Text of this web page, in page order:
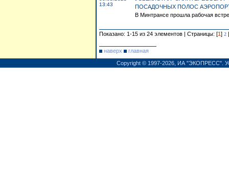
13:43
ПОСАДОЧНЫХ ПОЛОС
В Минтрансе прошла рабочая
Показано: 1-15 из 24 элементов | Страницы: [1] 2 |
наверх
главная
Copyright © 1997-2026, ИА "ЭКОПРЕСС".